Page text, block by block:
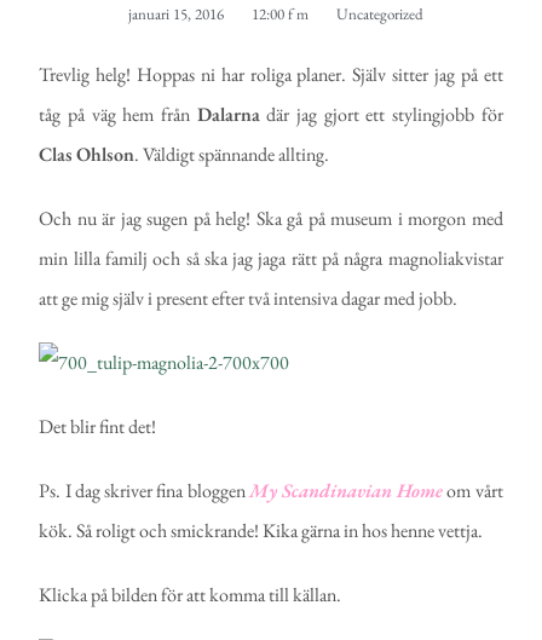
januari 15, 2016 12:00 f m Uncategorized
Trevlig helg! Hoppas ni har roliga planer. Själv sitter jag på ett
tåg på väg hem från Dalarnadär jag gjort ett stylingjobb för
Clas Ohlson. Väldigt spännande allting.
Och nu är jag sugen på helg! Ska gå på museum i morgon med
min lilla familj och så ska jag jaga rätt på några magnoliakvistar
att ge mig själv i present efter två intensiva dagar med jobb.
Det blir fint det!
Ps. I dag skriver fina bloggenMy Scandinavian Homeom vårt
kök. Så roligt och smickrande! Kika gärna in hos henne vettja.
Klicka på bilden för att komma till källan.